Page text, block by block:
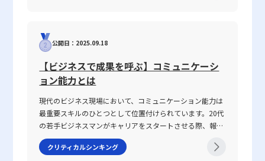
多層的な防御策との連携が不可欠です。 20代の若手ビジネスマン
にとって、セキュリティ対策は単なる技術的な問題にとどまらず、
ビジネスの信頼性やブランド価値の向上にも直接関わる重要な課題
です。今後、情報漏洩や不正アクセスといったサイバー攻撃のリス
的なセキュリティ対策の理解と適切な運用が求められるでしょう。
最先端の技術情報と実践的な対策を常に学習し、企業全体の安全性
を高めるための積極的な取り組みが、今後のビジネス成功の鍵とな
るに違いありません。
を整備することは重要な課題となります。特に定性的評価において
は、明確なフィードバックループを設け、評価結果が個々のキャリ
アアップや組織改善に反映されるようなシステム構築が求められま
す。 定量目標と定性目標の違いと設定方法 目標設定においては、
目標は、例えば「月間売上○○万円」「新規契約数○件」など、明
確に数値で表現できる具体的な目標を設定します。そのメリット
は、目標達成の進捗を具体的な数字で測定でき、業績改善のための
施策の効果が一目瞭然になる点にあります。また、関係者全員が同
じ指標を共有できるため、組織全体の連携が取りやすくなるのも大
では、なぜ「話が噛み合わない状態」が生じるのか、その
原因と背景を整理するとともに、仕事で話が噛み合わない
マンが抱えるコミュニケーションギャップについて、論理
的思考を交えて解説し、実務で役立つヒントを提供しま
「話がかみ合わない状態」とは、意図や目的の認識のズ
レ、情報の伝達不足、さらには前提条件の違いにより、相
手と効果的なコミュニケーションが図れない状況を指しま
す。多くの場合、このような現象は一方的な問題ではな
く、双方の認識の不一致や話の抽象度が高すぎることから
公開日：2025.09.18
【ビジネスで成果を呼ぶ】コミュニケーシ
ョン能力とは
現代のビジネス現場において、コミュニケーション能力は
最重要スキルのひとつとして位置付けられています。20代
の若手ビジネスマンがキャリアをスタートさせる際、報
告・連絡・相談はもちろん、上司・部下、部署間、さらに
は対外の取引先との関係構築にもおいて、この能力は不可
クリティカルシンキング